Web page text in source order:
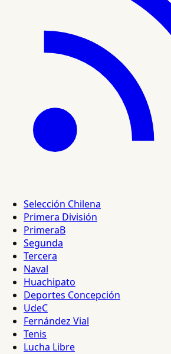
Selección Chilena
Primera División
PrimeraB
Segunda
Tercera
Naval
Huachipato
Deportes Concepción
UdeC
Fernández Vial
Tenis
Lucha Libre